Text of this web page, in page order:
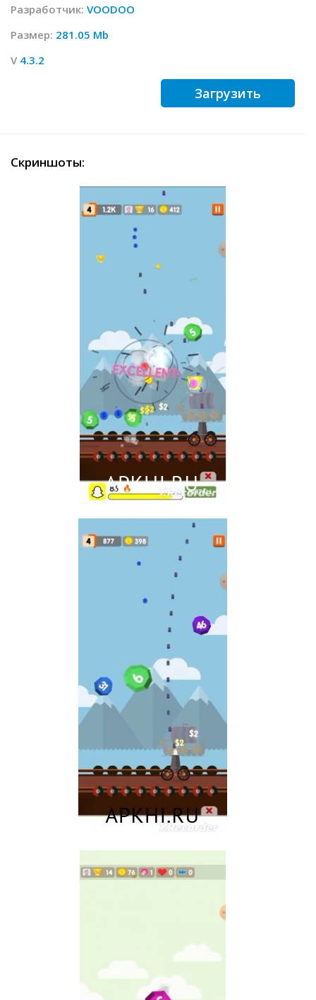
Разработчик: VOODOO
Размер: 281.05 Mb
V 4.3.2
Загрузить
Скриншоты: